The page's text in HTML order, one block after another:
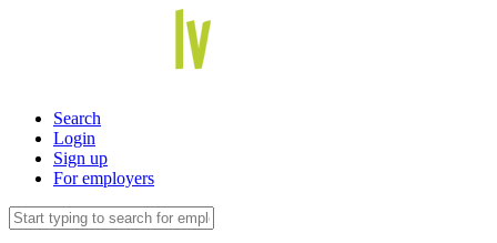
Search
Login
Sign up
For employers